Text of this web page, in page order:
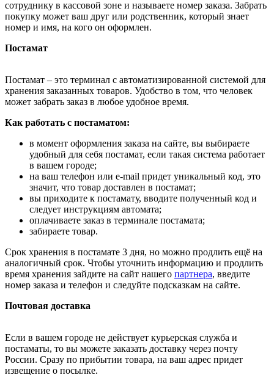
сотруднику в кассовой зоне и называете номер заказа. Забрать
покупку может ваш друг или родственник, который знает
номер и имя, на кого он оформлен.
Постамат
Постамат – это терминал с автоматизированной системой для
хранения заказанных товаров. Удобство в том, что человек
может забрать заказ в любое удобное время.
Как работать с постаматом:
в момент оформления заказа на сайте, вы выбираете
удобный для себя постамат, если такая система работает
в вашем городе;
на ваш телефон или e-mail придет уникальный код, это
значит, что товар доставлен в постамат;
вы приходите к постамату, вводите полученный код и
следует инструкциям автомата;
оплачиваете заказ в терминале постамата;
забираете товар.
Срок хранения в постамате 3 дня, но можно продлить ещё на
аналогичный срок. Чтобы уточнить информацию и продлить
время хранения зайдите на сайт нашего партнера, введите
номер заказа и телефон и следуйте подсказкам на сайте.
Почтовая доставка
Если в вашем городе не действует курьерская служба и
постаматы, то вы можете заказать доставку через почту
России. Сразу по прибытии товара, на ваш адрес придет
извещение о посылке.